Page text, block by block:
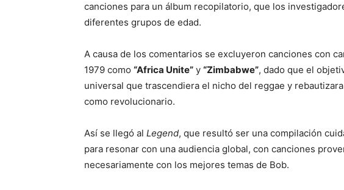
canciones para un álbum recopilatorio, que los
diferentes grupos de edad.
A causa de los comentarios se excluyeron canciones con
1979 como “Africa Unite” y “Zimbabwe”, dado que el
universal que trascendiera el nicho del reggae y
como revolucionario.
Así se llegó al Legend, que resultó ser una compilación
para resonar con una audiencia global, con canciones
necesariamente con los mejores temas de Bob.